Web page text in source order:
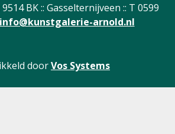
BK :: Gasselternijveen :: T 0599
info@kunstgalerie-arnold.nl
doorVos Systems